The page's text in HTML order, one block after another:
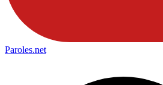
Paroles.net